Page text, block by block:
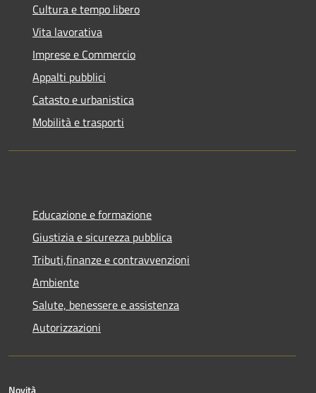
Cultura e tempo libero
Vita lavorativa
Imprese e Commercio
Appalti pubblici
Catasto e urbanistica
Mobilità e trasporti
Educazione e formazione
Giustizia e sicurezza pubblica
Tributi,finanze e contravvenzioni
Ambiente
Salute, benessere e assistenza
Autorizzazioni